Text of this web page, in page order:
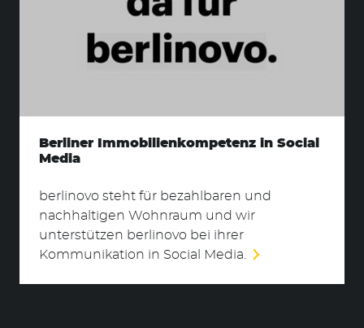
Berliner Immobilienkompetenz in Social
Media
berlinovo steht für bezahlbaren und
nachhaltigen Wohnraum und wir
unterstützen berlinovo bei ihrer
Kommunikation in Social Media.